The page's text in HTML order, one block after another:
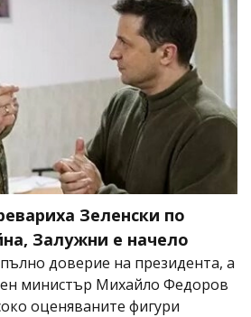
Зеленски по
Залужни е начело
доверие на президента, а
министър Михайло Федоров
оценяваните фигури